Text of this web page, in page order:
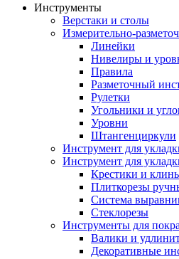
Инструменты
Верстаки и столы
Измерительно-
Линейки
Нивелиры и
Правила
Разметочный
Рулетки
Угольники и
Уровни
Штангенциркули
Инструмент для
Инструмент для
Крестики и
Плиткорезы
Система
Стеклорезы
Инструменты для
Валики и
Декоративные